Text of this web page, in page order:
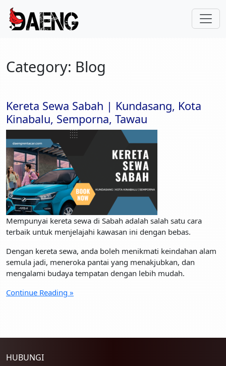
Category: Blog
Kereta Sewa Sabah | Kundasang, Kota
Kinabalu, Semporna, Tawau
Mempunyai kereta sewa di Sabah adalah salah satu cara
terbaik untuk menjelajahi kawasan ini dengan bebas.
Dengan kereta sewa, anda boleh menikmati keindahan alam
semula jadi, meneroka pantai yang menakjubkan, dan
mengalami budaya tempatan dengan lebih mudah.
Continue Reading »
HUBUNGI